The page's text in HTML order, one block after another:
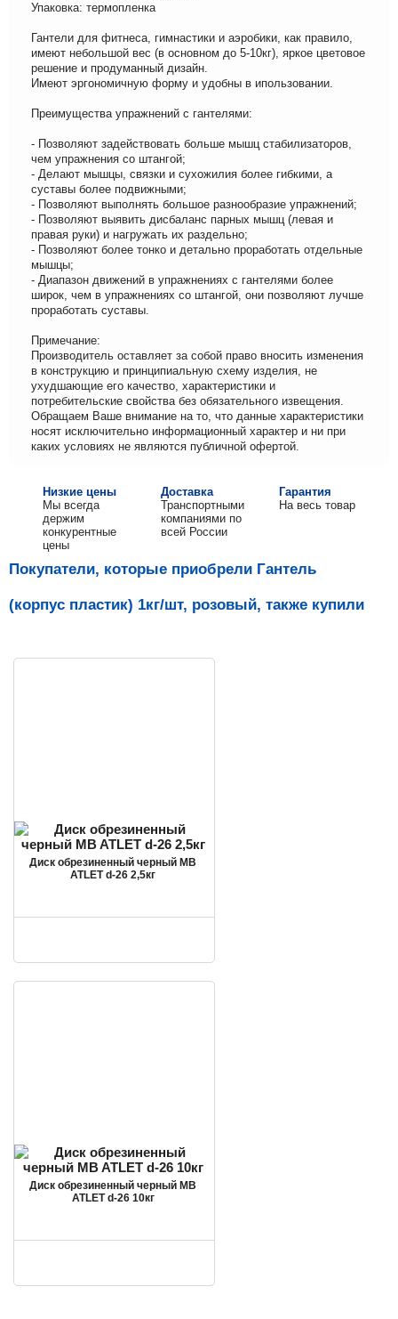
Упаковка: термопленка
Гантели для фитнеса, гимнастики и аэробики, как правило,
имеют небольшой вес (в основном до 5-10кг), яркое цветовое
решение и продуманный дизайн.
Имеют эргономичную форму и удобны в ипользовании.
Преимущества упражнений с гантелями:
- Позволяют задействовать больше мышц стабилизаторов,
чем упражнения со штангой;
- Делают мышцы, связки и сухожилия более гибкими, а
суставы более подвижными;
- Позволяют выполнять большое разнообразие упражнений;
- Позволяют выявить дисбаланс парных мышц (левая и
правая руки) и нагружать их раздельно;
- Позволяют более тонко и детально проработать отдельные
мышцы;
- Диапазон движений в упражнениях с гантелями более
широк, чем в упражнениях со штангой, они позволяют лучше
проработать суставы.
Примечание:
Производитель оставляет за собой право вносить изменения
в конструкцию и принципиальную схему изделия, не
ухудшающие его качество, характеристики и
потребительские свойства без обязательного извещения.
Обращаем Ваше внимание на то, что данные характеристики
носят исключительно информационный характер и ни при
каких условиях не являются публичной офертой.
Низкие цены
Мы всегда
держим
конкурентные
цены
Доставка
Транспортными
компаниями по
всей России
Гарантия
На весь товар
Покупатели, которые приобрели Гантель
(корпус пластик) 1кг/шт, розовый, также купили
Диск обрезиненный черный MB
ATLET d-26 2,5кг
Диск обрезиненный черный MB
ATLET d-26 10кг